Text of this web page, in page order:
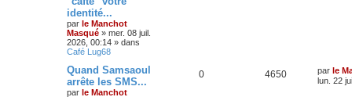
identité...
par le Manchot
Masqué » mer. 08 juil.
2026, 00:14 » dans
Café Lug68
Quand Samsaoul
arrête les SMS...
par le Manchot
0 4650 par le
lun. 22